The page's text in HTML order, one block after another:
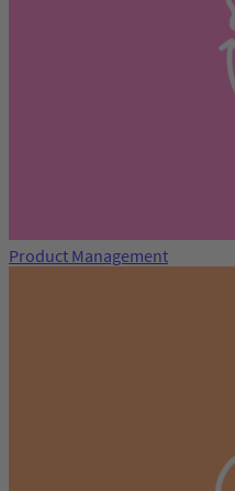
Product Management